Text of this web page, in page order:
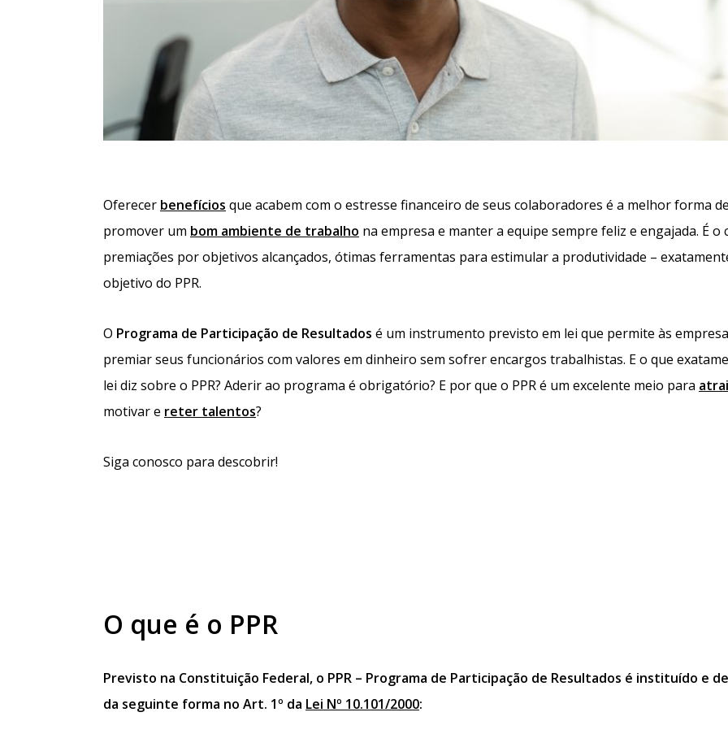
Oferecer benefícios que acabem com o estresse financeiro de seus colaboradores é a melhor forma de
promover um bom ambiente de trabalho na empresa e manter a equipe sempre feliz e engajada. É o
premiações por objetivos alcançados, ótimas ferramentas para estimular a produtividade –
objetivo do PPR.
O Programa de Participação de Resultados é um instrumento previsto em lei que permite às
premiar seus funcionários com valores em dinheiro sem sofrer encargos trabalhistas. E o que
lei diz sobre o PPR? Aderir ao programa é obrigatório? E por que o PPR é um excelente meio para
motivar e reter talentos?
Siga conosco para descobrir!
O que é o PPR
Previsto na Constituição Federal, o PPR – Programa de Participação de Resultados é instituído e
da seguinte forma no Art. 1º da Lei Nº 10.101/2000: